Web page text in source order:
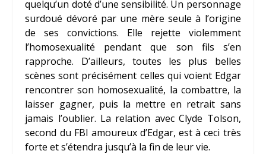
quelqu’un doté d’une sensibilité. Un personnage
surdoué dévoré par une mère seule à l’origine
de ses convictions. Elle rejette violemment
l’homosexualité pendant que son fils s’en
rapproche. D’ailleurs, toutes les plus belles
scènes sont précisément celles qui voient Edgar
rencontrer son homosexualité, la combattre, la
laisser gagner, puis la mettre en retrait sans
jamais l’oublier. La relation avec Clyde Tolson,
second du FBI amoureux d’Edgar, est à ceci très
forte et s’étendra jusqu’à la fin de leur vie.